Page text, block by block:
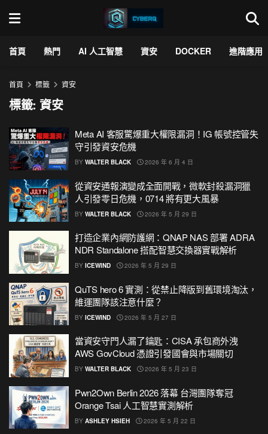
首頁 熱門 AI 人工智慧 資安 DOCKER 進階應用
首頁 標籤 資安
標籤: 資安
Meta AI 客服驚爆重大權限漏洞！IG 帳號控管失
守引發資安危機
BY WALTER BLACK 2026 年 6 月 4 日
從資安通報演變成全面開戰，微軟封殺漏洞獵
人引發零日危機，0714 將有更大風暴
BY WALTER BLACK 2026 年 5 月 29 日
打造企業內網防護網：QNAP NAS 部署 ADRA
NDR Standalone 搭配智慧交換器實戰解析
BY ICEWIND 2026 年 5 月 29 日
QuTS hero 6 實測：從禁止降版到舊環境淘汰，
維運團隊該注意什麼？
BY ICEWIND 2026 年 5 月 27 日
當資安守門人漏了鑰匙：CISA 承包商外洩
AWS GovCloud 憑證引發國會與市場關切
BY WALTER BLACK 2026 年 5 月 23 日
Pwn2Own Berlin 2026 落幕 台灣團隊奪冠
Orange Tsai 人工智慧實測解析
BY ASHLEY HSIEH 2026 年 5 月 22 日